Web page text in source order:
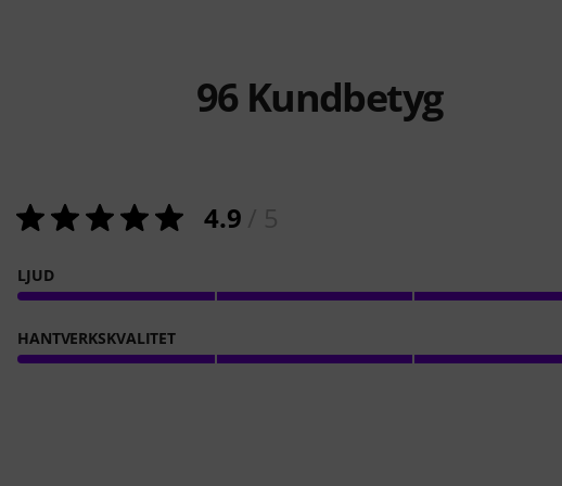
96Kundbetyg
4.9
LJUD
HANTVERKSKVALITET